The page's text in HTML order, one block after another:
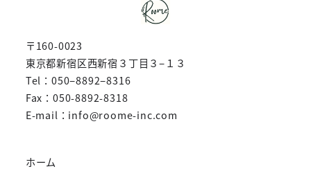
〒160-0023
東京都新宿区西新宿３丁目３−１３
Tel：050−8892−8316
Fax：050-8892-8318
E-mail：info@roome-inc.com
ホーム